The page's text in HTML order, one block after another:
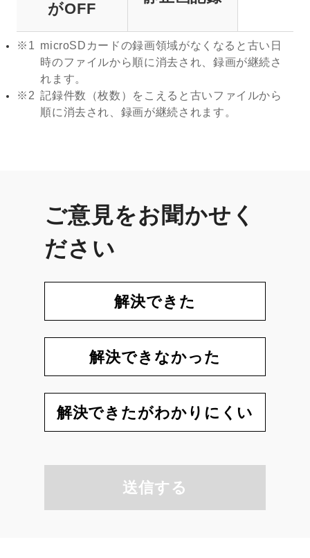
がOFF
※1 microSDカードの録画領域がなくなると古い日
時のファイルから順に消去され、録画が継続さ
れます。
※2 記録件数（枚数）をこえると古いファイルから
順に消去され、録画が継続されます。
ご意見をお聞かせく
ださい
解決できた
解決できなかった
解決できたがわかりにくい
送信する